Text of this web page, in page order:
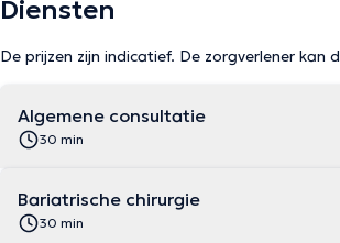
Diensten
De prijzen zijn indicatief. De zorgverlener
Algemene consultatie
30 min
Bariatrische chirurgie
30 min